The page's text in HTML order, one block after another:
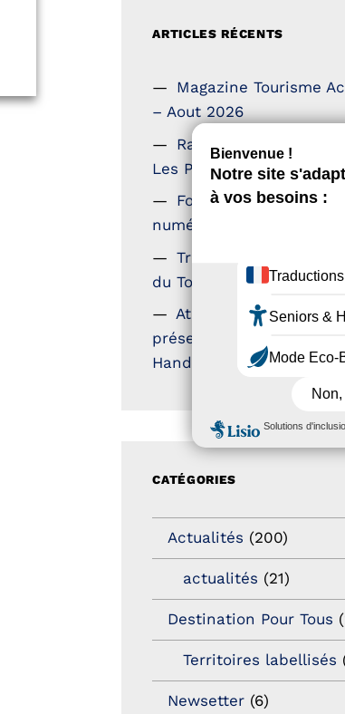
ARTICLES RÉCENTS
Magazine Tourisme
– Aout 2026
Rallye Aicha des
Les Petillantes
Formation
numérique
Trophées Horizons –
du Tourisme Durable
Atout France – flyer
présentation label
Handicap
CATÉGORIES
Actualités (200)
actualités (21)
Destination Pour Tous
Territoires labellisés
Newsetter (6)